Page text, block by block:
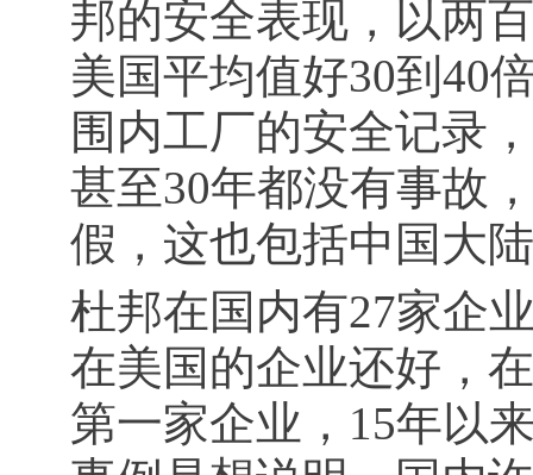
邦的安全表现，以两
美国平均值好30到40
围内工厂的安全记录
甚至30年都没有事故
假，这也包括中国大
杜邦在国内有27家企
在美国的企业还好，
第一家企业，15年以